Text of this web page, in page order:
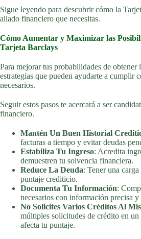
Sigue leyendo para descubrir cómo la
aliado financiero que necesitas.
Cómo Aumentar y Maximizar las
Tarjeta Barclays
Para mejorar tus probabilidades de obtener
estrategias que pueden ayudarte a cumplir
necesarios.
Seguir estos pasos te acercará a ser
financiero.
Mantén Un Buen Historial
facturas a tiempo y evitar deudas
Estabiliza Tu Ingreso: Acredita
demuestren tu solvencia financiera.
Reduce La Deuda: Tener una
puntaje crediticio.
Documenta Tu Información:
necesarios con información precisa y
No Solicites Varios Créditos Al
múltiples solicitudes de crédito en
afecta tu puntaje.